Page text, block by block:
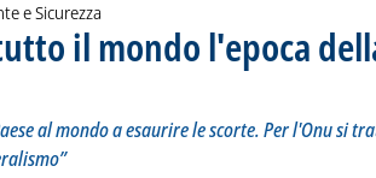
e Sicurezza
il mondo l'epoca
L'Algeria è l'ultimo Paese al mondo a esaurire le scorte.
martedì 31 agosto 2021 alle 12.34.
al mondo a esaurire le scorte. Per l'Onu si